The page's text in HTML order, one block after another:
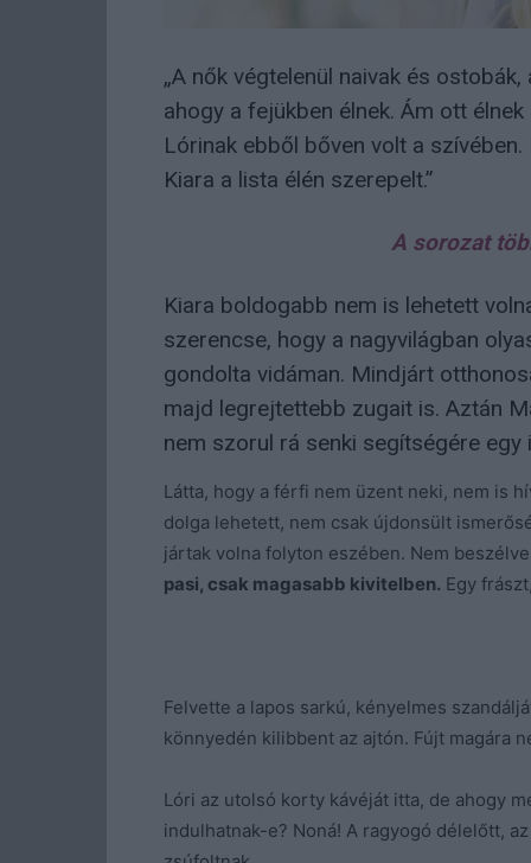
„A nők végtelenül naivak és
ahogy a fejükben élnek. Ám ott
Lórinak ebből bőven volt a
Kiara a lista élén szerepelt.”
A sorozat
Kiara boldogabb nem is lehetett
szerencse, hogy a nagyvilágban
gondolta vidáman. Mindjárt
majd legrejtettebb zugait is. Aztán
nem szorul rá senki segítségére egy
Látta, hogy a férfi nem üzent neki, nem is
dolga lehetett, nem csak újdonsült
jártak volna folyton eszében. Nem
pasi, csak magasabb kivitelben. Egy
Felvette a lapos sarkú, kényelmes
könnyedén kilibbent az ajtón. Fújt magára
Lóri az utolsó korty kávéját itta, de ahogy
indulhatnak-e? Noná! A ragyogó délelőtt,